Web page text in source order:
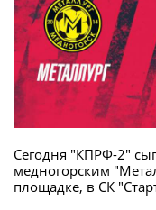
Сегодня "КПРФ-2"
медногорским
площадке, в СК